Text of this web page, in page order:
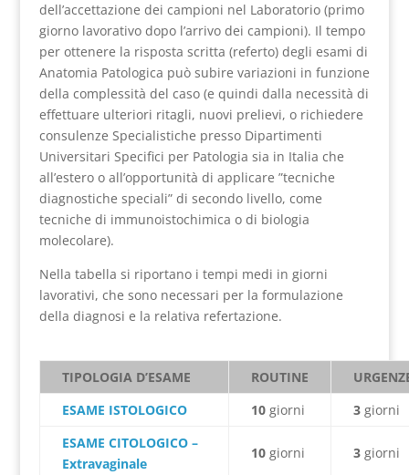
dell’accettazione dei campioni nel Laboratorio (primo
giorno lavorativo dopo l’arrivo dei campioni). Il tempo
per ottenere la risposta scritta (referto) degli esami di
Anatomia Patologica può subire variazioni in funzione
della complessità del caso (e quindi dalla necessità di
effettuare ulteriori ritagli, nuovi prelievi, o richiedere
consulenze Specialistiche presso Dipartimenti
Universitari Specifici per Patologia sia in Italia che
all’estero o all’opportunità di applicare ”tecniche
diagnostiche speciali” di secondo livello, come
tecniche di immunoistochimica o di biologia
molecolare).
Nella tabella si riportano i tempi medi in giorni
lavorativi, che sono necessari per la formulazione
della diagnosi e la relativa refertazione.
TIPOLOGIA D’ESAME ROUTINE
ESAME ISTOLOGICO
10 giorni 3giorni
ESAME CITOLOGICO –
Extravaginale
10giorni 3giorni